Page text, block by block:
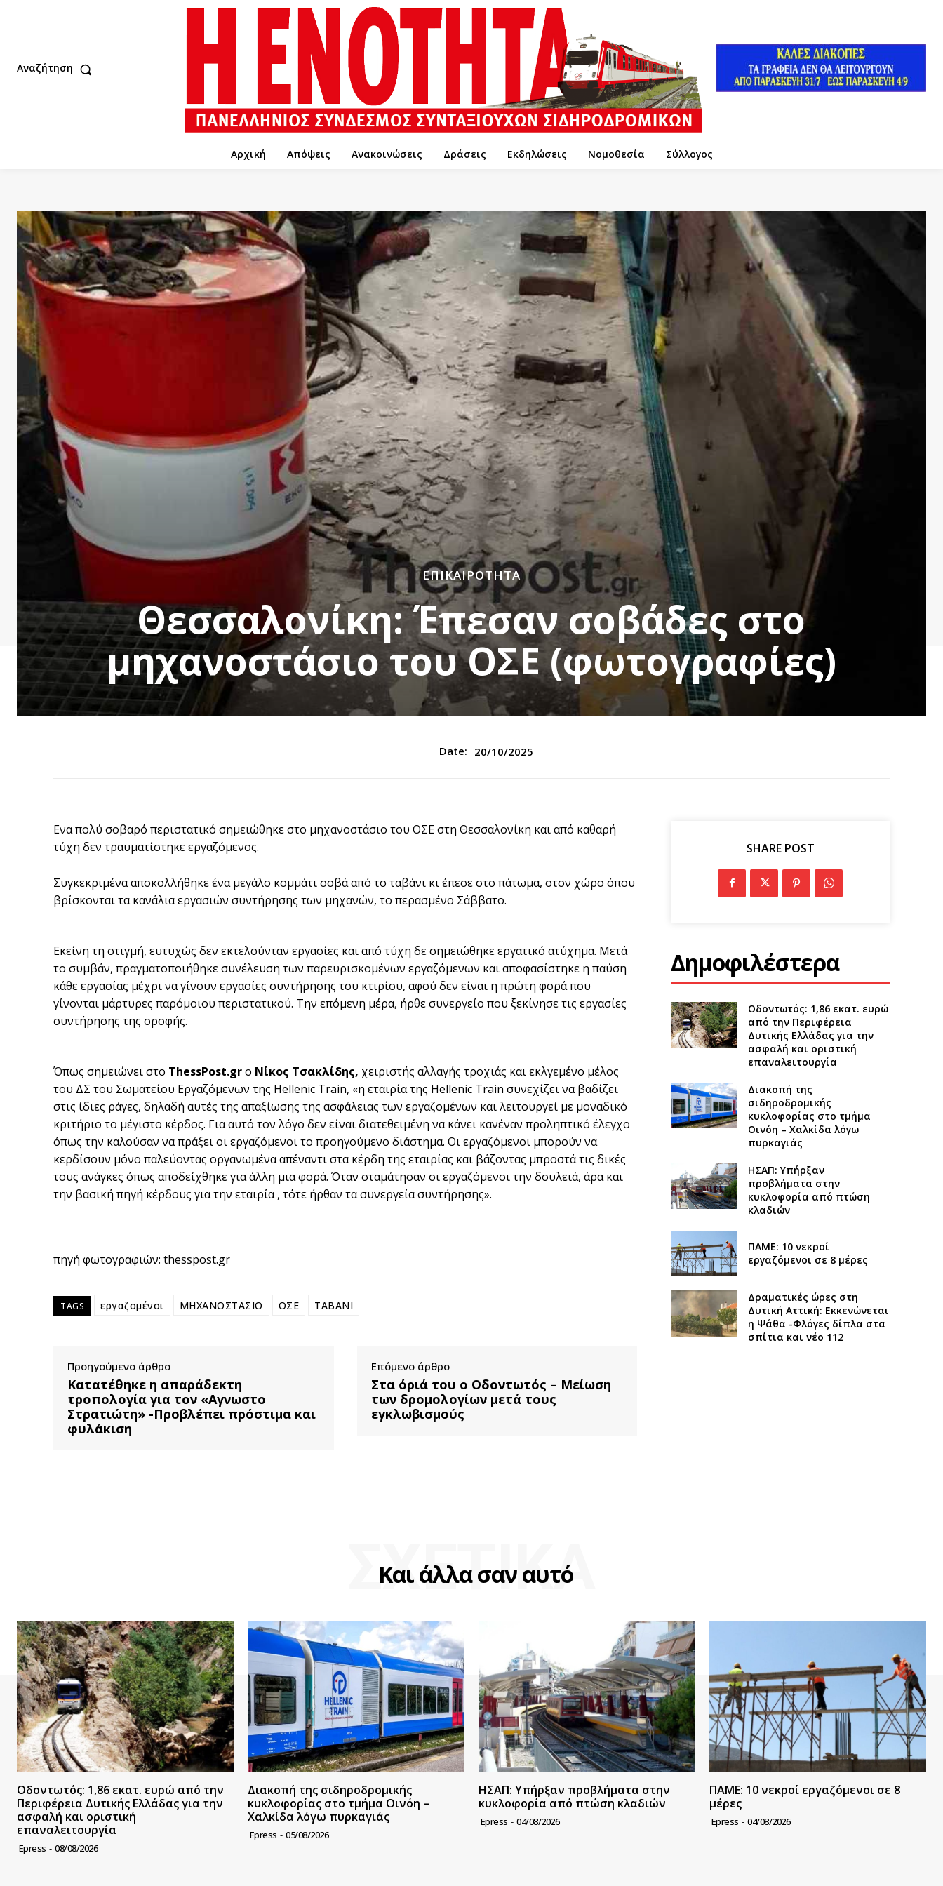
Αναζήτηση
Αρχική Απόψεις Ανακοινώσεις Δράσεις Εκδηλώσεις Νομοθεσία Σύλλογος
ΕΠΙΚΑΙΡΌΤΗΤΑ
Θεσσαλονίκη: Έπεσαν σοβάδες στο
μηχανοστάσιο του ΟΣΕ (φωτογραφίες)
Date: 20/10/2025
Ενα πολύ σοβαρό περιστατικό σημειώθηκε στο μηχανοστάσιο του ΟΣΕ στη Θεσσαλονίκη και από καθαρή
τύχη δεν τραυματίστηκε εργαζόμενος.
Συγκεκριμένα αποκολλήθηκε ένα μεγάλο κομμάτι σοβά από το ταβάνι κι έπεσε στο πάτωμα, στον χώρο όπου
βρίσκονται τα κανάλια εργασιών συντήρησης των μηχανών, το περασμένο Σάββατο.
Εκείνη τη στιγμή, ευτυχώς δεν εκτελούνταν εργασίες και από τύχη δε σημειώθηκε εργατικό ατύχημα. Μετά
το συμβάν, πραγματοποιήθηκε συνέλευση των παρευρισκομένων εργαζόμενων και αποφασίστηκε η παύση
κάθε εργασίας μέχρι να γίνουν εργασίες συντήρησης του κτιρίου, αφού δεν είναι η πρώτη φορά που
γίνονται μάρτυρες παρόμοιου περιστατικού. Την επόμενη μέρα, ήρθε συνεργείο που ξεκίνησε τις εργασίες
συντήρησης της οροφής.
Όπως σημειώνει στο ΤhessPost.gro Νίκος Τσακλίδης, χειριστής αλλαγής τροχιάς και εκλγεμένο μέλος
του ΔΣ του Σωματείου Εργαζόμενων της Ηellenic Train, «η εταιρία της Ηellenic Τrain συνεχίζει να βαδίζει
στις ίδιες ράγες, δηλαδή αυτές της απαξίωσης της ασφάλειας των εργαζομένων και λειτουργεί με μοναδικό
κριτήριο το μέγιστο κέρδος. Για αυτό τον λόγο δεν είναι διατεθειμένη να κάνει κανέναν προληπτικό έλεγχο
όπως την καλούσαν να πράξει οι εργαζόμενοι το προηγούμενο διάστημα. Οι εργαζόμενοι μπορούν να
κερδίσουν μόνο παλεύοντας οργανωμένα απέναντι στα κέρδη της εταιρίας και βάζοντας μπροστά τις δικές
τους ανάγκες όπως αποδείχθηκε για άλλη μια φορά. Όταν σταμάτησαν οι εργαζόμενοι την δουλειά, άρα και
την βασική πηγή κέρδους για την εταιρία , τότε ήρθαν τα συνεργεία συντήρησης».
πηγή φωτογραφιών: thesspost.gr
TAGS εργαζομένοι ΜΗΧΑΝΟΣΤΑΣΙΟ ΟΣΕ ΤΑΒΑΝΙ
Προηγούμενο άρθρο
Κατατέθηκε η απαράδεκτη
τροπολογία για τον «Αγνωστο
Στρατιώτη» -Προβλέπει πρόστιμα και
φυλάκιση
Επόμενο άρθρο
Στα όριά του ο Οδοντωτός – Μείωση
των δρομολογίων μετά τους
εγκλωβισμούς
SHARE POST
Δημοφιλέστερα
Οδοντωτός: 1,86 εκατ. ευρώ
από την Περιφέρεια
Δυτικής Ελλάδας για την
ασφαλή και οριστική
επαναλειτουργία
Διακοπή της
σιδηροδρομικής
κυκλοφορίας στο τμήμα
Οινόη – Χαλκίδα λόγω
πυρκαγιάς
ΗΣΑΠ: Υπήρξαν
προβλήματα στην
κυκλοφορία από πτώση
κλαδιών
ΠΑΜΕ: 10 νεκροί
εργαζόμενοι σε 8 μέρες
Δραματικές ώρες στη
Δυτική Αττική: Εκκενώνεται
η Ψάθα -Φλόγες δίπλα στα
σπίτια και νέο 112
Και άλλα σαν αυτό
ΣΧΕΤΙΚΑ
Οδοντωτός: 1,86 εκατ. ευρώ από την
Περιφέρεια Δυτικής Ελλάδας για την
ασφαλή και οριστική
επαναλειτουργία
Epress - 08/08/2026
Διακοπή της σιδηροδρομικής
κυκλοφορίας στο τμήμα Οινόη –
Χαλκίδα λόγω πυρκαγιάς
Epress - 05/08/2026
ΗΣΑΠ: Υπήρξαν προβλήματα στην
κυκλοφορία από πτώση κλαδιών
Epress - 04/08/2026
ΠΑΜΕ: 10 νεκροί εργαζόμενοι σε 8
μέρες
Epress - 04/08/2026